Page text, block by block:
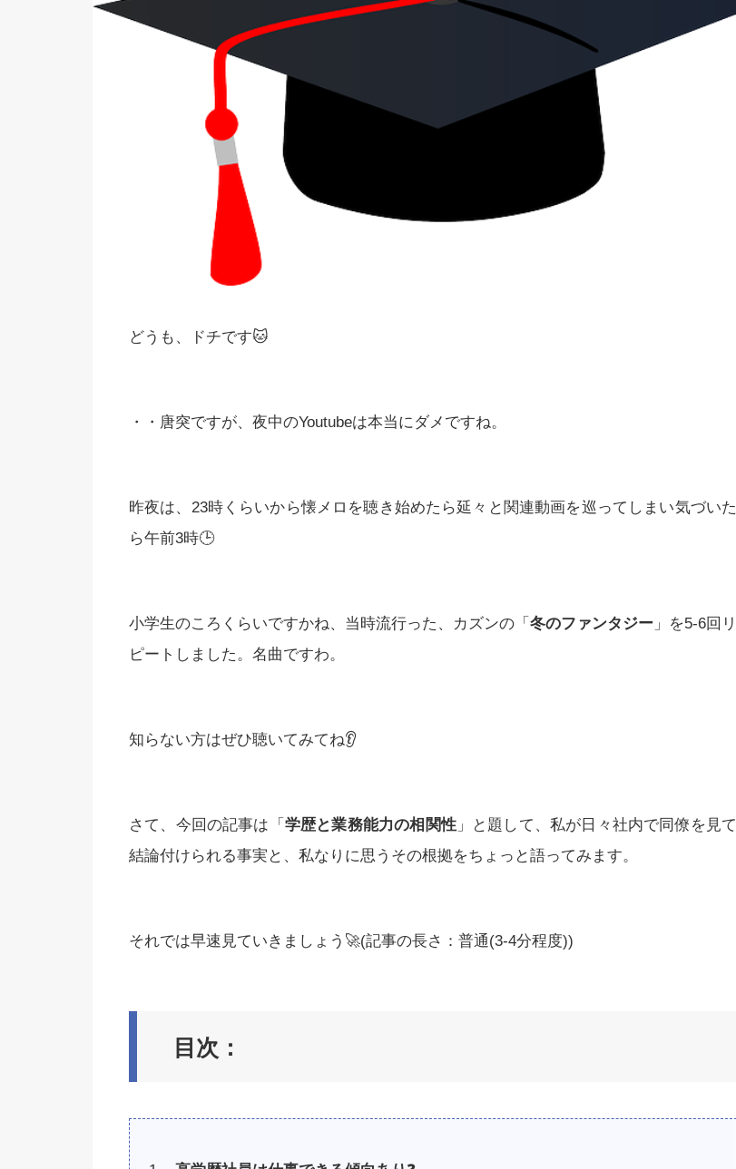
どうも、ドチです🐱
・・唐突ですが、夜中のYoutubeは本当にダメですね。
昨夜は、23時くらいから懐メロを聴き始めたら延々と関連動画を巡ってしまい気づいた
ら午前3時🕒
小学生のころくらいですかね、当時流行った、カズンの「 冬のファンタジー 」を5-6回リ
ピートしました。名曲ですわ。
知らない方はぜひ聴いてみてね👂
さて、今回の記事は「 学歴と業務能力の相関性」と題して、私が日々社内で同僚を見て
結論付けられる事実と、私なりに思うその根拠をちょっと語ってみます。
それでは早速見ていきましょう🚀(記事の長さ：普通(3-4分程度))
目次：